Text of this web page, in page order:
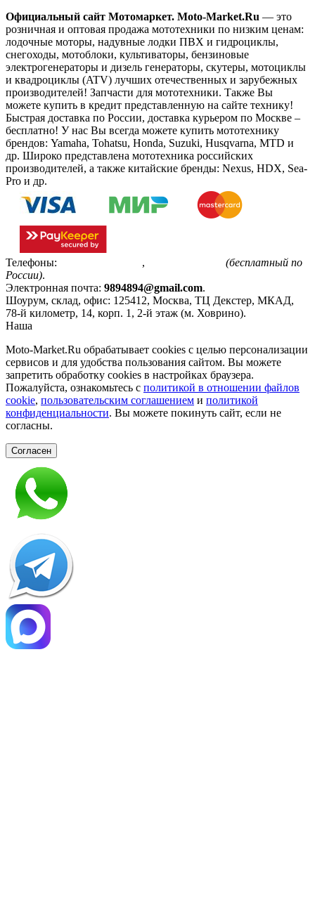
Официальный сайт Мотомаркет. Moto-Market.Ru — это
розничная и оптовая продажа мототехники по низким ценам:
лодочные моторы, надувные лодки ПВХ и гидроциклы,
снегоходы, мотоблоки, культиваторы, бензиновые
электрогенераторы и дизель генераторы, скутеры, мотоциклы
и квадроциклы (ATV) лучших отечественных и зарубежных
производителей! Запчасти для мототехники. Также Вы
можете купить в кредит представленную на сайте технику!
Быстрая доставка по России, доставка курьером по Москве –
бесплатно! У нас Вы всегда можете купить мототехнику
брендов: Yamaha, Tohatsu, Honda, Suzuki, Husqvarna, MTD и
др. Широко представлена мототехника российских
производителей, а также китайские бренды: Nexus, HDX, Sea-
Pro и др.
Телефоны: ,
(бесплатный по
России).
Электронная почта: 9894894@gmail.com.
Шоурум, склад, офис: 125412, Москва, ТЦ Декстер, МКАД,
78-й километр, 14, корп. 1, 2-й этаж (м. Ховрино).
Наша
Moto-Market.Ru обрабатывает сookies с целью персонализации
сервисов и для удобства пользования сайтом. Вы можете
запретить обработку сookies в настройках браузера.
Пожалуйста, ознакомьтесь с политикой в отношении файлов
cookie, пользовательским соглашением и политикой
конфиденциальности. Вы можете покинуть сайт, если не
согласны.
Согласен